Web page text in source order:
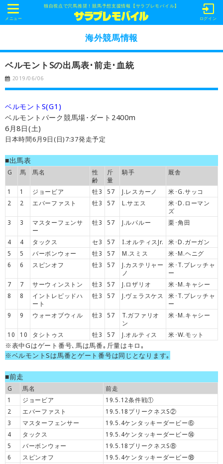
独自視点で穴馬推奨！競馬予想支援情報【サラブレモバイル】
t
o
g
e
a
v
i
g
i
o
メニュー ログイン
海外競馬情報
ベルモントSの出馬表･前走･血統
2019/06/06
ベルモントS(G1)
ベルモントパーク競馬場･ダート2400m
6月8日(土)
日本時間6月9日(日)7:37発走予定
■出馬表
G 馬 馬名
性
齢
斤
量
騎手 厩舎
1 1 ジョービア 牡3 57 J.レスカーノ
米･G.サッコ
2
2 エバーファスト 牡3 57 L.サエス
米･D.ローマン
ズ
3
3
マスターフェンサ
ー
牡3 57 J.ルパルー 栗･角田
4 4 タックス セ3 57 I.オルティスJr.
米･D.ガーガン
5
5 バーボンウォー 牡3 57 M.スミス
米･M.ヘニグ
6
6 スピンオフ 牡3 57
J.カステリャー
ノ
米･T.プレッチャ
ー
7
7 サーウィンストン 牡3 57 J.ロザリオ
米･M.キャシー
8
8
イントレピッドハ
ート
牡3 57 J.ヴェラスケス
米･T.プレッチャ
ー
9
9 ウォーオブウィル 牡3 57
T.ガファリオ
ン
米･M.キャシー
10 10 タシトゥス 牡3 57 J.オルティス 米･W.モット
※表中Gはゲート番号､馬は馬番｡斤量はキロ｡
※ベルモントSは馬番とゲート番号は同じとなります｡
■前走
G 馬名
前走
1
ジョービア
19.5.12条件戦①
2
エバーファスト
19.5.18プリークネスS②
3
マスターフェンサー
19.5.4ケンタッキーダービー⑥
4
タックス
19.5.4ケンタッキーダービー⑭
5
バーボンウォー
19.5.18プリークネスS⑧
6
スピンオフ
19.5.4ケンタッキーダービー⑱